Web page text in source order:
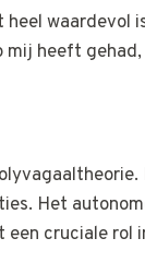
waardevol
heeft
Het
cruciale rol